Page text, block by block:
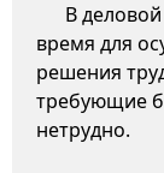
В
время для
решения
требующие
нетрудно.